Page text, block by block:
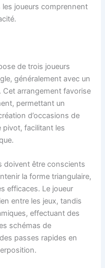
les joueurs comprennent
de trois joueurs
généralement avec un
Cet arrangement favorise
permettant un
d’occasions de
pivot, facilitant les
doivent être conscients
la forme triangulaire,
efficaces. Le joueur
entre les jeux, tandis
effectuant des
schémas de
passes rapides en